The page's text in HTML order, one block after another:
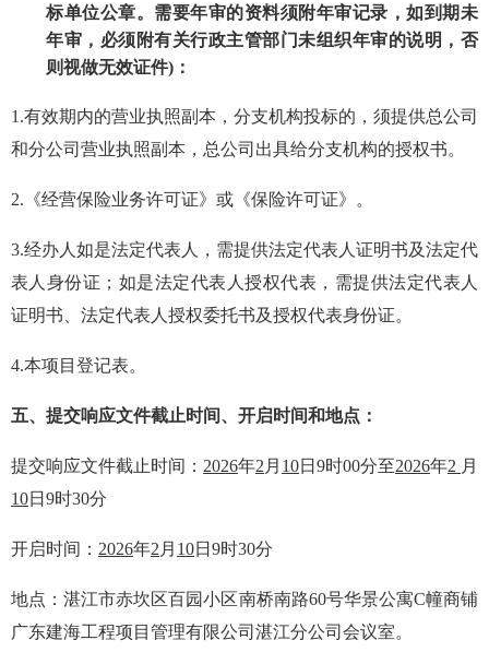
标单位公章。 需要年审的资料须附年审记录，如到期未
年审，必须附有关行政主管部门未组织年审的说明，否
则视做无效证件)：
1.有效期内的营业执照副本，分支机构投标的，须提供总公司
和分公司营业执照副本，总公司出具给分支机构的授权书。
2. 《经营保险业务许可证》或《保险许可证》。
3.经办人如是法定代表人，需提供法定代表人证明书及法定代
表人身份证；如是法定代表人授权代表，需提供法定代表人
证明书、法定代表人授权委托书及授权代表身份证。
4.本项目登记表。
五、 提交响应文件截止时间、开启时间和地点：
提交响应文件截止时间： 2026年2 月 10日 9时00分至2026年2 月
10日 9时30分
开启时间 ： 2026年2 月 10日 9时30分
地点：湛江市赤坎区百园小区南桥南路60号华景公寓C幢商铺
广东建海工程项目管理有限公司湛江分公司 会议室。